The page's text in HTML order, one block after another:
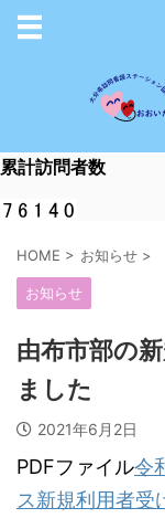
累計訪問者数
HOME > お知らせ >
お知らせ
由布市部の
ました
2021年6月2日
PDFファイル令
ス新規利用者受